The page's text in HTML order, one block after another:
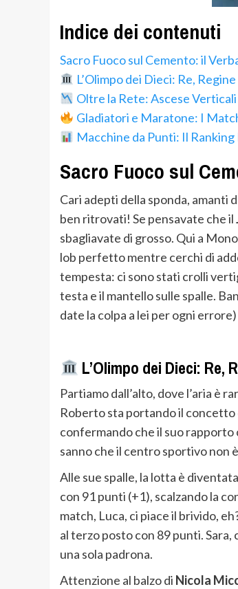
Indice dei contenuti
Sacro Fuoco sul Cemento: il
L’Olimpo dei Dieci: Re,
Oltre la Rete: Ascese
Gladiatori e Maratone: I
Macchine da Punti: Il
Sacro Fuoco sul
Cari adepti della sponda, amanti
ben ritrovati! Se pensavate che il
sbagliavate di grosso. Qui a
lob perfetto mentre cerchi di
tempesta: ci sono stati crolli
testa e il mantello sulle spalle.
date la colpa a lei per ogni
L’Olimpo dei Dieci: Re,
Partiamo dall’alto, dove l’aria è
Roberto sta portando il concetto
confermando che il suo rapporto
sanno che il centro sportivo non
Alle sue spalle, la lotta è
con 91 punti (+1), scalzando la
match, Luca, ci piace il brivido,
al terzo posto con 89 punti.
una sola padrona.
Attenzione al balzo di Nicola